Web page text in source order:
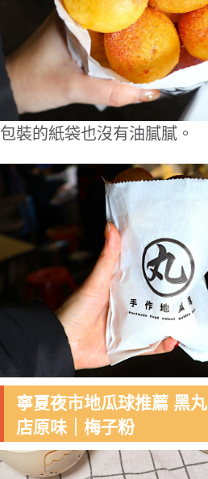
包裝的紙袋也沒有油膩膩。
寧夏夜市地瓜球推薦 黑
店原味｜梅子粉